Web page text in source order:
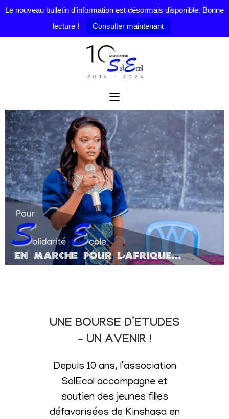
Le nouveau bulletin d'information est désormais disponible. Bonne
lecture !
Consulter maintenant
UNE BOURSE D’ETUDES
– UN AVENIR !
Depuis 10 ans, l’association
SolEcol accompagne et
soutien des jeunes filles
défavorisées de Kinshasa en